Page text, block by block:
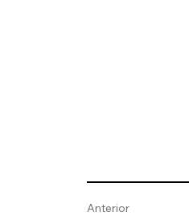
Anterior